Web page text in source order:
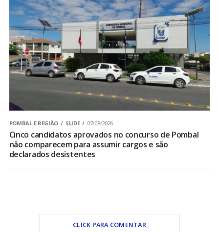
POMBAL E REGIÃO SLIDE 07/08/2026
Cinco candidatos aprovados no concurso de Pombal
não comparecem para assumir cargos e são
declarados desistentes
CLICK PARA COMENTAR